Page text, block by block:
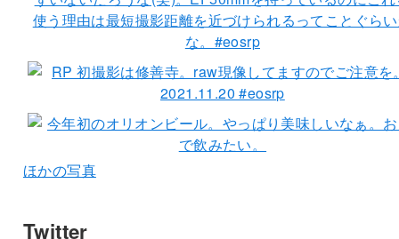
ほかの写真
Twitter